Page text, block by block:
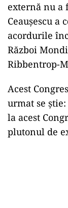
externă nu a
Ceauşescu a
acordurile
Război
Ribbentrop-
Acest
urmat se
la acest
plutonul de